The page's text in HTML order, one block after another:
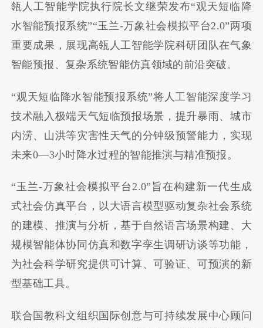
瓴人工智能学院执行院长文继荣发布“观天短临降
水智能预报系统”“玉兰-万象社会模拟平台2.0”两项
重要成果，展现高瓴人工智能学院科研团队在气象
智能预报、复杂系统智能仿真领域的前沿突破。
“观天短临降水智能预报系统”将人工智能深度学习
技术融入极端天气短临预报场景，提升暴雨、城市
内涝、山洪等灾害性天气的分钟级预警能力，实现
未来0—3小时降水过程的智能推演与精准预报。
“玉兰-万象社会模拟平台2.0”旨在构建新一代生成
式社会仿真平台，以大语言模型驱动复杂社会系统
的建模、推演与分析，基于自然语言场景构建、大
规模智能体协同仿真和数字孪生调研访谈等功能，
为社会科学研究提供可计算、可验证、可预演的新
型基础工具。
联合国教科文组织国际创意与可持续发展中心顾问